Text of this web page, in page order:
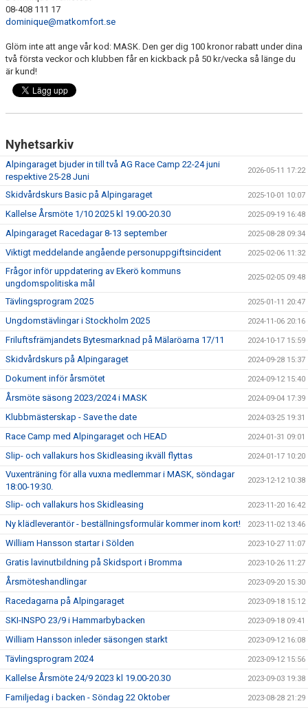
SPONSORER & PARTNERS
MATILDA RAPAPORT MINNESFOND
08-408 111 17
dominique@matkomfort.se
Glöm inte att ange vår kod: MASK. Den ger dig 100 kronor rabatt under dina
två första veckor och klubben får en kickback på 50 kr/vecka så länge du
är kund!
Nyhetsarkiv
Alpingaraget bjuder in till två AG Race Camp 22-24 juni
respektive 25-28 Juni
2026-05-11 17:22
Skidvårdskurs Basic på Alpingaraget 2025-10-01 10:07
Kallelse Årsmöte 1/10 2025 kl 19.00-20.30 2025-09-19 16:48
Alpingaraget Racedagar 8-13 september 2025-08-28 09:34
Viktigt meddelande angående personuppgiftsincident 2025-02-06 11:32
Frågor inför uppdatering av Ekerö kommuns
ungdomspolitiska mål
2025-02-05 09:48
Tävlingsprogram 2025 2025-01-11 20:47
Ungdomstävlingar i Stockholm 2025 2024-11-06 20:16
Friluftsfrämjandets Bytesmarknad på Mälaröarna 17/11 2024-10-17 15:59
Skidvårdskurs på Alpingaraget 2024-09-28 15:37
Dokument inför årsmötet 2024-09-12 15:40
Årsmöte säsong 2023/2024 i MASK 2024-09-04 17:39
Klubbmästerskap - Save the date 2024-03-25 19:31
Race Camp med Alpingaraget och HEAD 2024-01-31 09:01
Slip- och vallakurs hos Skidleasing ikväll flyttas 2024-01-17 10:20
Vuxenträning för alla vuxna medlemmar i MASK, söndagar
18:00-19:30.
2023-12-12 10:38
Slip- och vallakurs hos Skidleasing 2023-11-20 16:42
Ny klädleverantör - beställningsformulär kommer inom kort! 2023-11-02 13:46
William Hansson startar i Sölden 2023-10-27 11:07
Gratis lavinutbildning på Skidsport i Bromma 2023-10-26 11:27
Årsmöteshandlingar 2023-09-20 15:30
Racedagarna på Alpingaraget 2023-09-18 15:12
SKI-INSPO 23/9 i Hammarbybacken 2023-09-18 09:41
William Hansson inleder säsongen starkt 2023-09-12 16:08
Tävlingsprogram 2024 2023-09-12 15:56
Kallelse Årsmöte 24/9 2023 kl 19.00-20.30 2023-09-03 19:38
Familjedag i backen - Söndag 22 Oktober 2023-08-28 21:29